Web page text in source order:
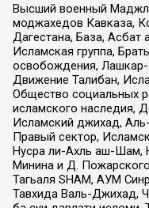
Высший военный
моджахедов Кавказа,
Дагестана, База, Асбат
Исламская группа,
освобождения, Лашкар-
Движение Талибан,
Общество социальных
исламского наследия,
Исламский джихад,
Правый сектор,
Нусра ли-Ахль аш-Шам,
Минина и Д.
Тагьаля SHAM, АУМ
Тавхида Валь-Джихад,